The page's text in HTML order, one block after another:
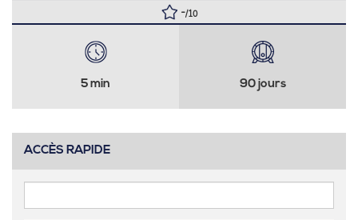
-/10
5 min 90 jours
Widgets
ACCÈS RAPIDE